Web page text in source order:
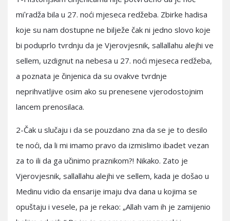
miʹradža bila u 27. noći mjeseca redžeba. Zbirke hadisa
koje su nam dostupne ne bilježe čak ni jedno slovo koje
bi poduprlo tvrdnju da je Vjerovjesnik, sallallahu alejhi ve
sellem, uzdignut na nebesa u 27. noći mjeseca redžeba,
a poznata je činjenica da su ovakve tvrdnje
neprihvatljive osim ako su prenesene vjerodostojnim
lancem prenosilaca.
2-Čak u slučaju i da se pouzdano zna da se je to desilo
te noći, da li mi imamo pravo da izmislimo ibadet vezan
za to ili da ga učinimo praznikom?! Nikako. Zato je
Vjerovjesnik, sallallahu alejhi ve sellem, kada je došao u
Medinu vidio da ensarije imaju dva dana u kojima se
opuštaju i vesele, pa je rekao: „Allah vam ih je zamijenio